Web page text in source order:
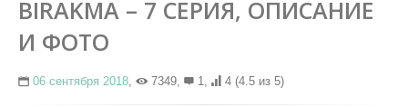
BIRAKMA – 7 СЕРИЯ, ОПИСАНИЕ
И ФОТО
06 сентября 2018, 7349, 1, 4 (4.5 из 5)